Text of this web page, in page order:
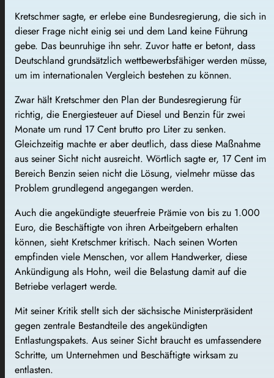
Kretschmer sagte, er erlebe eine Bundesregierung, die sich in
dieser Frage nicht einig sei und dem Land keine Führung
gebe. Das beunruhige ihn sehr. Zuvor hatte er betont, dass
Deutschland grundsätzlich wettbewerbsfähiger werden müsse,
um im internationalen Vergleich bestehen zu können.
Zwar hält Kretschmer den Plan der Bundesregierung für
richtig, die Energiesteuer auf Diesel und Benzin für zwei
Monate um rund 17 Cent brutto pro Liter zu senken.
Gleichzeitig machte er aber deutlich, dass diese Maßnahme
aus seiner Sicht nicht ausreicht. Wörtlich sagte er, 17 Cent im
Bereich Benzin seien nicht die Lösung, vielmehr müsse das
Problem grundlegend angegangen werden.
Auch die angekündigte steuerfreie Prämie von bis zu 1.000
Euro, die Beschäftigte von ihren Arbeitgebern erhalten
können, sieht Kretschmer kritisch. Nach seinen Worten
empfinden viele Menschen, vor allem Handwerker, diese
Ankündigung als Hohn, weil die Belastung damit auf die
Betriebe verlagert werde.
Mit seiner Kritik stellt sich der sächsische Ministerpräsident
gegen zentrale Bestandteile des angekündigten
Entlastungspakets. Aus seiner Sicht braucht es umfassendere
Schritte, um Unternehmen und Beschäftigte wirksam zu
entlasten.